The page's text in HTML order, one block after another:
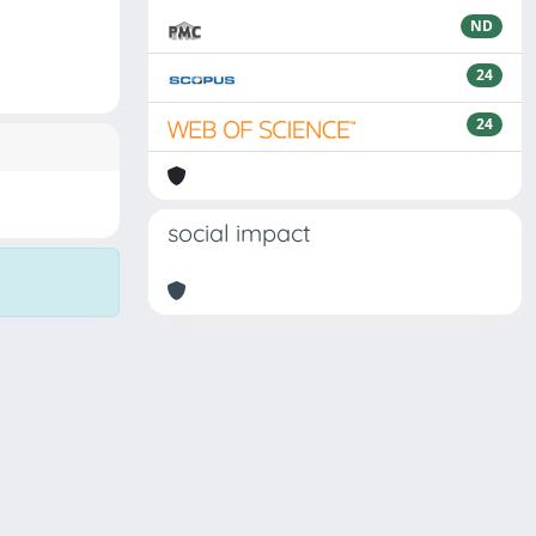
ND
24
24
social impact